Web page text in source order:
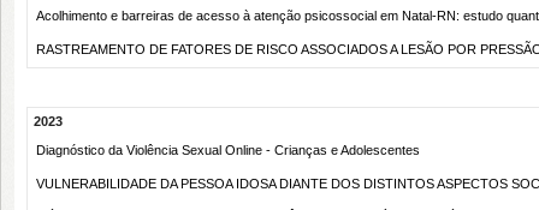
Acolhimento e barreiras de acesso à atenção psicossocial em Natal-RN: estudo
RASTREAMENTO DE FATORES DE RISCO ASSOCIADOS A LESÃO POR
2023
Diagnóstico da Violência Sexual Online - Crianças e Adolescentes
VULNERABILIDADE DA PESSOA IDOSA DIANTE DOS DISTINTOS ASPECTOS